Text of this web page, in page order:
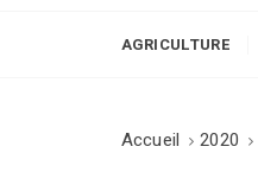
AGRICULTURE
Accueil 2020